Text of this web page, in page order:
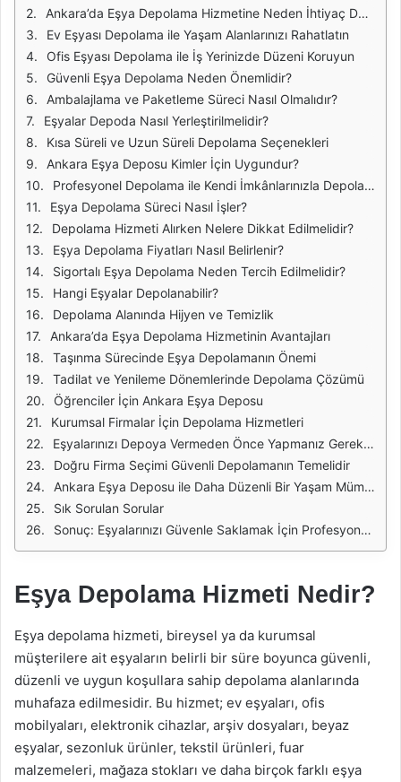
Ankara’da Eşya Depolama Hizmetine Neden İhtiyaç Duyulur?
Ev Eşyası Depolama ile Yaşam Alanlarınızı Rahatlatın
Ofis Eşyası Depolama ile İş Yerinizde Düzeni Koruyun
Güvenli Eşya Depolama Neden Önemlidir?
Ambalajlama ve Paketleme Süreci Nasıl Olmalıdır?
Eşyalar Depoda Nasıl Yerleştirilmelidir?
Kısa Süreli ve Uzun Süreli Depolama Seçenekleri
Ankara Eşya Deposu Kimler İçin Uygundur?
Profesyonel Depolama ile Kendi İmkânlarınızla Depolama Arasındaki Fark
Eşya Depolama Süreci Nasıl İşler?
Depolama Hizmeti Alırken Nelere Dikkat Edilmelidir?
Eşya Depolama Fiyatları Nasıl Belirlenir?
Sigortalı Eşya Depolama Neden Tercih Edilmelidir?
Hangi Eşyalar Depolanabilir?
Depolama Alanında Hijyen ve Temizlik
Ankara’da Eşya Depolama Hizmetinin Avantajları
Taşınma Sürecinde Eşya Depolamanın Önemi
Tadilat ve Yenileme Dönemlerinde Depolama Çözümü
Öğrenciler İçin Ankara Eşya Deposu
Kurumsal Firmalar İçin Depolama Hizmetleri
Eşyalarınızı Depoya Vermeden Önce Yapmanız Gerekenler
Doğru Firma Seçimi Güvenli Depolamanın Temelidir
Ankara Eşya Deposu ile Daha Düzenli Bir Yaşam Mümkün
Sık Sorulan Sorular
Sonuç: Eşyalarınızı Güvenle Saklamak İçin Profesyonel Depolama Hizmetini Tercih Edin
Eşya Depolama Hizmeti Nedir?
Eşya depolama hizmeti, bireysel ya da kurumsal
müşterilere ait eşyaların belirli bir süre boyunca güvenli,
düzenli ve uygun koşullara sahip depolama alanlarında
muhafaza edilmesidir. Bu hizmet; ev eşyaları, ofis
mobilyaları, elektronik cihazlar, arşiv dosyaları, beyaz
eşyalar, sezonluk ürünler, tekstil ürünleri, fuar
malzemeleri, mağaza stokları ve daha birçok farklı eşya